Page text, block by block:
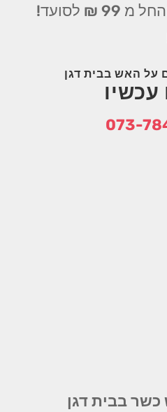
בכל טווחי המחיר והחל מ 99 ₪ לסועד!
על האש בבית דגן
עכשיו
073-
כשר בבית דגן